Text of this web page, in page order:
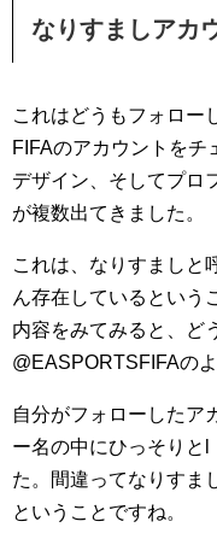
なりすましアカ
これはどうもフォロー
FIFAのアカウントをチ
デザイン、そしてプロ
が複数出てきました。
これは、なりすましと
ん存在しているという
内容をみてみると、ど
@EASPORTSFIFAのよ
自分がフォローしたア
ー名の中にひっそりとl
た。間違ってなりすま
ということですね。